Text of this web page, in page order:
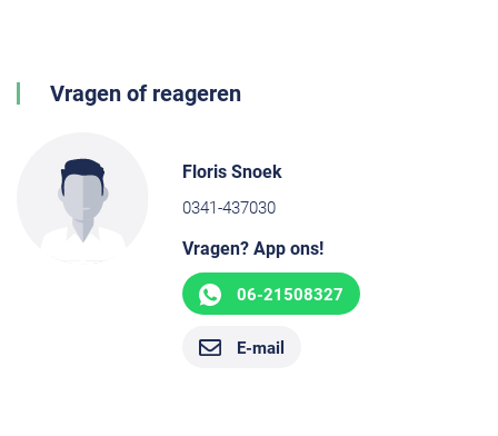
Vragen of reageren
Floris Snoek
0341-437030
Vragen? App ons!
06-21508327
E-mail